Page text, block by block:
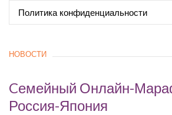
Политика конфиденциальности
НОВОСТИ
Cемейный Онлайн-
Россия-Япония